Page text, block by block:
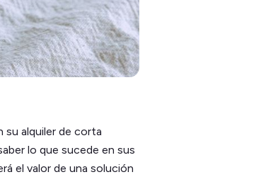
su alquiler de corta
lo que sucede en sus
el valor de una solución